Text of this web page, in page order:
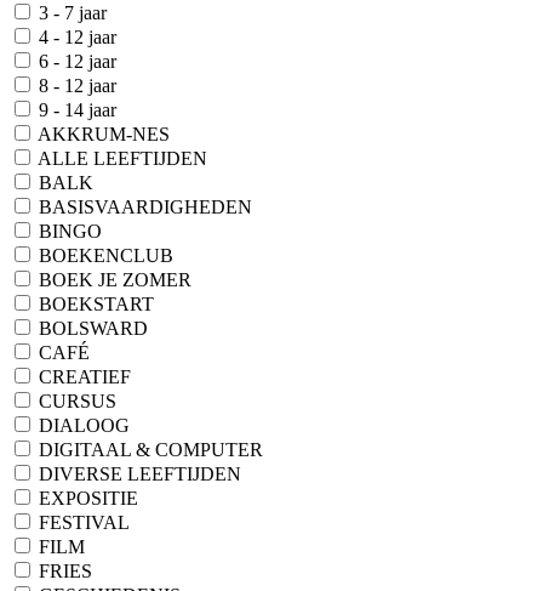
3 - 7 jaar
4 - 12 jaar
6 - 12 jaar
8 - 12 jaar
9 - 14 jaar
AKKRUM-NES
ALLE LEEFTIJDEN
BALK
BASISVAARDIGHEDEN
BINGO
BOEKENCLUB
BOEK JE ZOMER
BOEKSTART
BOLSWARD
CAFÉ
CREATIEF
CURSUS
DIALOOG
DIGITAAL & COMPUTER
DIVERSE LEEFTIJDEN
EXPOSITIE
FESTIVAL
FILM
FRIES